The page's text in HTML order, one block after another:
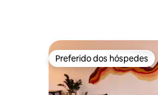
Preferido dos hóspedes
Preferido dos hóspedes